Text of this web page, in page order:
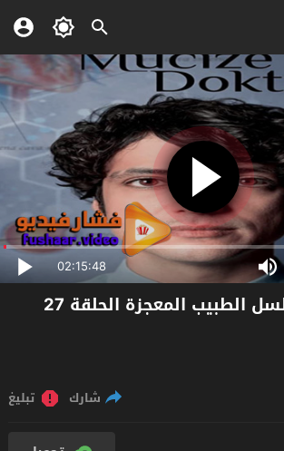
02:15:48
مشاهدة مسلسل الطبيب المعجزة الحلقة 27
شارك تبليغ